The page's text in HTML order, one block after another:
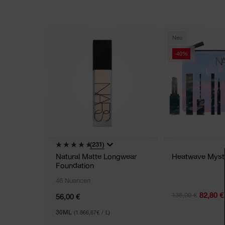
(231)
Natural Matte Longwear
Foundation
46 Nuancen
56,00 €
30ML (1.866,67€ / L)
Neu
-40%
Heatwave
138,00 € 82,80 €